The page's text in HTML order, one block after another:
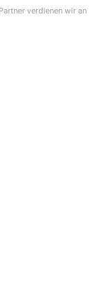
verdienen wir an